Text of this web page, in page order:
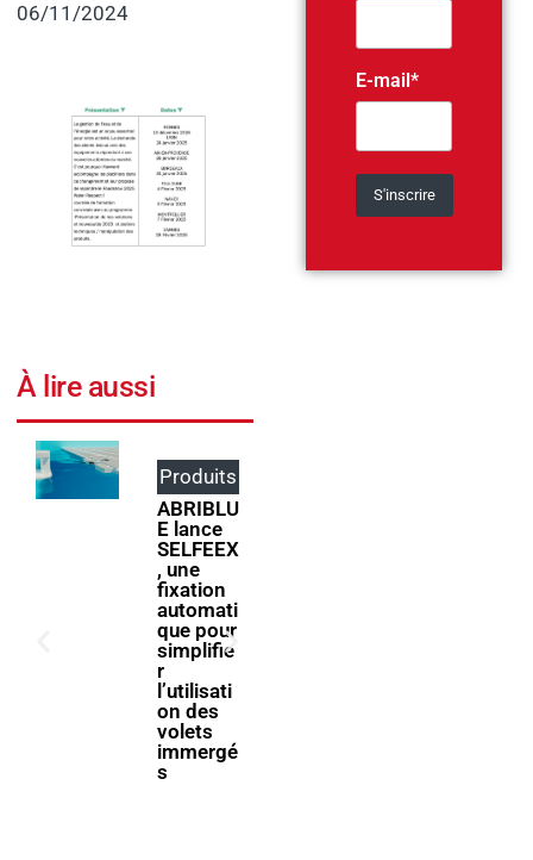
06/11/2024
À lire aussi
Produits
ABRIBLU
E lance
SELFEEX
, une
fixation
automati
que pour
simplifie
r
l’utilisati
on des
volets
immergé
s
E-mail*